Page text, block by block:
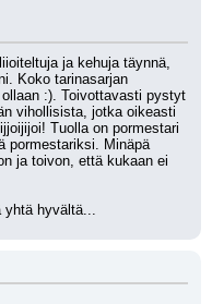
ja kehuja täynnä,
Koko tarinasarjan
:). Toivottavasti pystyt
vihollisista, jotka oikeasti
Tuolla on pormestari
pormestariksi. Minäpä
ja toivon, että kukaan ei
yhtä hyvältä...